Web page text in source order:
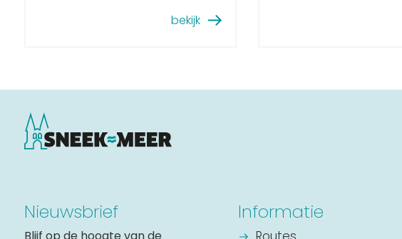
bekijk
Nieuwsbrief Informatie